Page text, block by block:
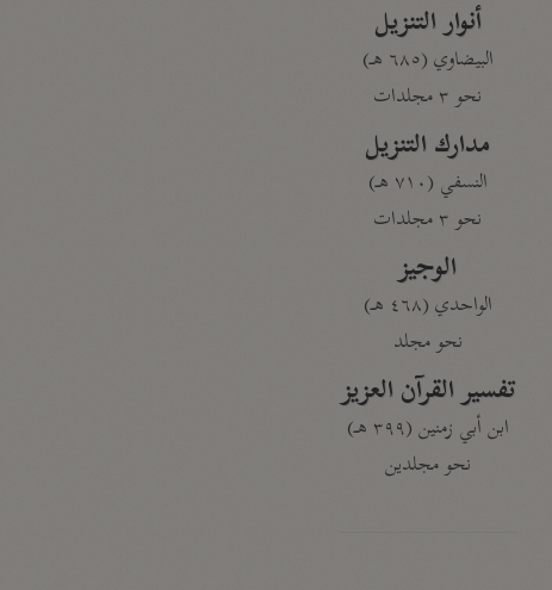
أنوار التنزيل
البيضاوي (٦٨٥ هـ)
نحو ٣ مجلدات
مدارك التنزيل
النسفي (٧١٠ هـ)
نحو ٣ مجلدات
الوجيز
الواحدي (٤٦٨ هـ)
نحو مجلد
تفسير القرآن العزيز
ابن أبي زمنين (٣٩٩ هـ)
نحو مجلدين